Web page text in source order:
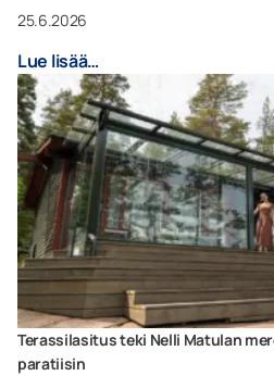
25.6.2026
Lue lisää…
Terassilasitus teki Nelli Matulan
paratiisin